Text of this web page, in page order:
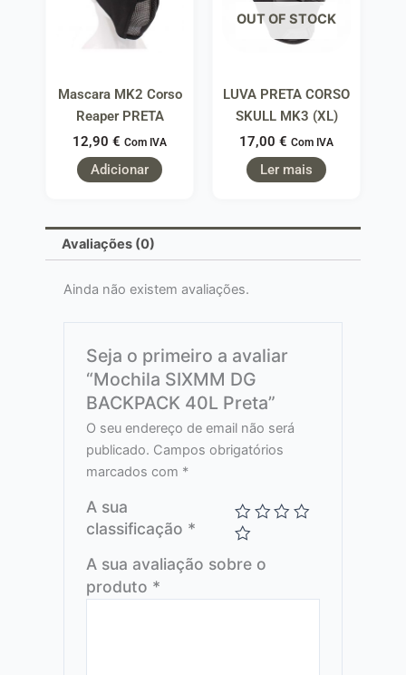
Mascara MK2 Corso
Reaper PRETA
12,90 € Com IVA
Adicionar
OUT OF STOCK
LUVA PRETA CORSO
SKULL MK3 (XL)
17,00 € Com IVA
Ler mais
Avaliações (0)
Ainda não existem avaliações.
Seja o primeiro a avaliar
“Mochila SIXMM DG
BACKPACK 40L Preta”
O seu endereço de email não será
publicado. Campos obrigatórios
marcados com *
A sua
classificação *
A sua avaliação sobre o
produto *